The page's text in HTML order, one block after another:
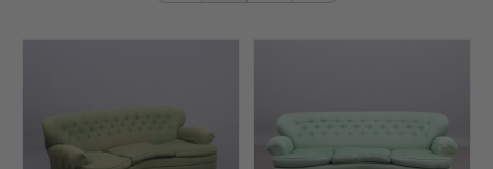
Auktionsverk